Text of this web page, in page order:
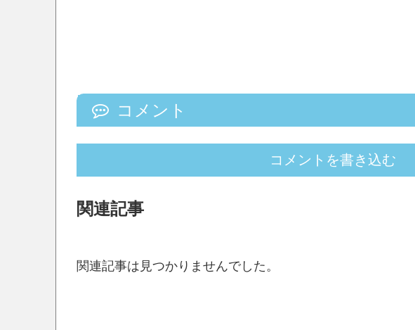
コメント
コメントを書き込む
関連記事
関連記事は見つかりませんでした。